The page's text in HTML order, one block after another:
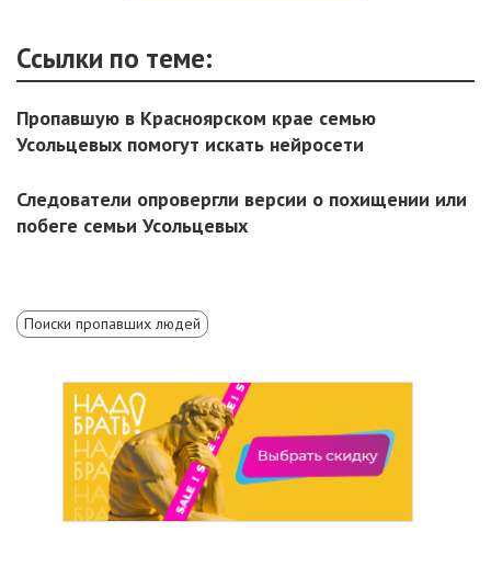
Ссылки по теме:
Пропавшую в Красноярском крае семью
Усольцевых помогут искать нейросети
Следователи опровергли версии о похищении или
побеге семьи Усольцевых
Поиски пропавших людей